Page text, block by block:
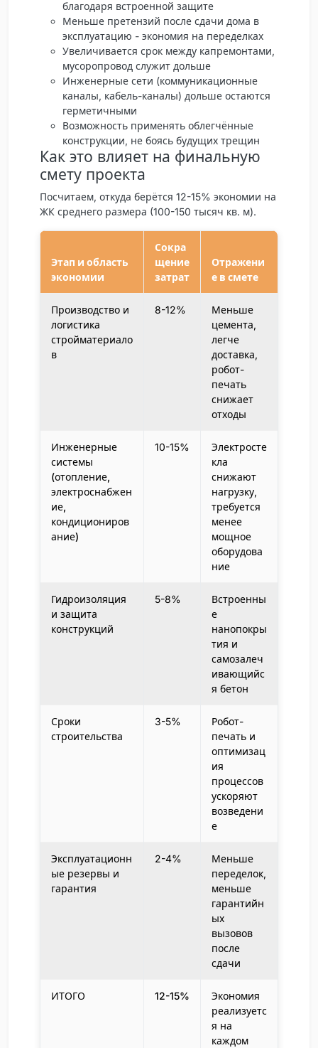
благодаря встроенной защите
Меньше претензий после сдачи дома в
эксплуатацию - экономия на переделках
Увеличивается срок между капремонтами,
мусоропровод служит дольше
Инженерные сети (коммуникационные
каналы, кабель-каналы) дольше остаются
герметичными
Возможность применять облегчённые
конструкции, не боясь будущих трещин
Как это влияет на финальную
смету проекта
Посчитаем, откуда берётся 12-15% экономии на
ЖК среднего размера (100-150 тысяч кв. м).
Этап и область
экономии
Сокра
щение
затрат
Отражени
е в смете
Производство и
логистика
стройматериало
в
8-12%
Меньше
цемента,
легче
доставка,
робот-
печать
снижает
отходы
Инженерные
системы
(отопление,
электроснабжен
ие,
кондициониров
ание)
10-15%
Электросте
кла
снижают
нагрузку,
требуется
менее
мощное
оборудова
ние
Гидроизоляция
и защита
конструкций
5-8%
Встроенны
е
нанопокры
тия и
самозалеч
ивающийс
я бетон
Сроки
строительства
3-5%
Робот-
печать и
оптимизац
ия
процессов
ускоряют
возведени
е
Эксплуатационн
ые резервы и
гарантия
2-4%
Меньше
переделок,
меньше
гарантийн
ых
вызовов
после
сдачи
ИТОГО 12-15%
Экономия
реализуетс
я на
каждом